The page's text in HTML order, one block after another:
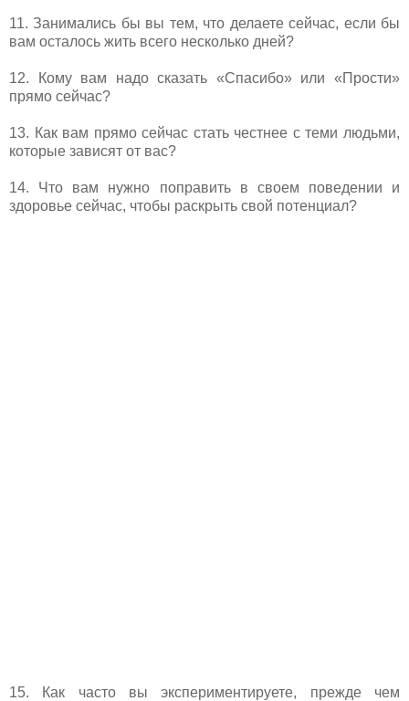
11. Занимались бы вы тем, что делаете сейчас, если бы
вам осталось жить всего несколько дней?
12. Кому вам надо сказать «Спасибо» или «Прости»
прямо сейчас?
13. Как вам прямо сейчас стать честнее с теми людьми,
которые зависят от вас?
14. Что вам нужно поправить в своем поведении и
здоровье сейчас, чтобы раскрыть свой потенциал?
15. Как часто вы экспериментируете, прежде чем